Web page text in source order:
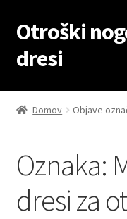
Skip
to
navigation
Skip
to
content
Otroški
dresi
Domov
Kontaktiraj nas
Košarica
Domov Objave
Oznaka:
dresi za